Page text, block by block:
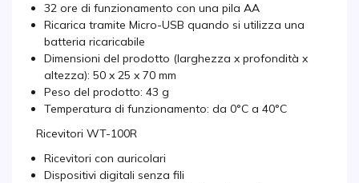
32 ore di funzionamento con una pila AA
Ricarica tramite Micro-USB quando si utilizza una
batteria ricaricabile
Dimensioni del prodotto (larghezza x profondità x
altezza): 50 x 25 x 70 mm
Peso del prodotto: 43 g
Temperatura di funzionamento: da 0°C a 40°C
Ricevitori WT-100R
Ricevitori con auricolari
Dispositivi digitali senza fili